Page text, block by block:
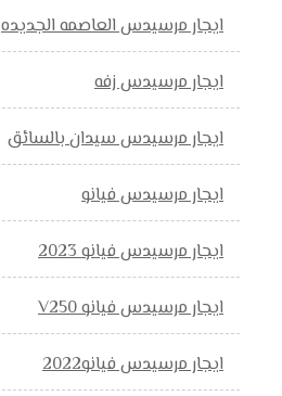
ايجار مرسيدس العاصمه الجديده
ايجار مرسيدس زفه
ايجار مرسيدس سيدان بالسائق
ايجار مرسيدس فيانو
ايجار مرسيدس فيانو 2023
ايجار مرسيدس فيانو V250
ايجار مرسيدس فيانو2022